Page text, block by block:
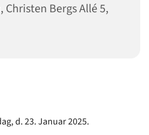
Bergs Allé 5,
d. 23. Januar 2025.